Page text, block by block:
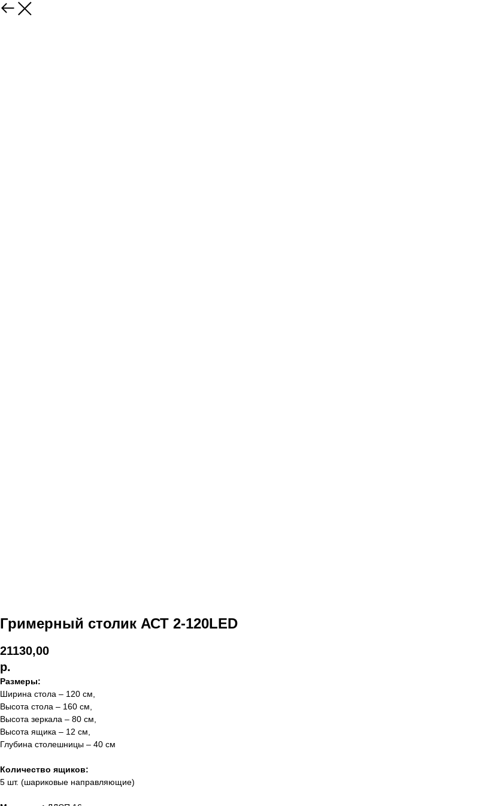
Гримерный столик АСТ 2-120LED
21130,00
р.
Размеры:
Ширина стола – 120 см,
Высота стола – 160 см,
Высота зеркала – 80 см,
Высота ящика – 12 см,
Глубина столешницы – 40 см
Количество ящиков:
5 шт. (шариковые направляющие)